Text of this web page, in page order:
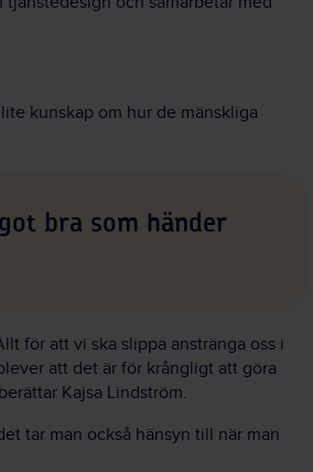
kunskap om hur de mänskliga
bra som händer
för att vi ska slippa anstränga oss i
att det är för krångligt att göra
Kajsa Lindström.
tar man också hänsyn till när man